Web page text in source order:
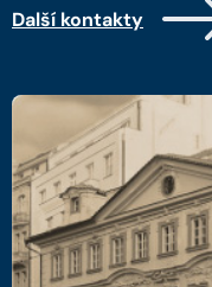
Další kontakty